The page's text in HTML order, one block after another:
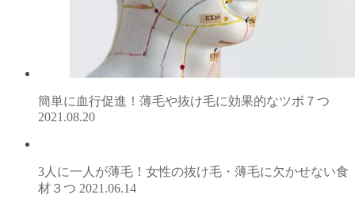
簡単に血行促進！薄毛や抜け毛に効果的なツボ７つ
2021.08.20
3人に一人が薄毛！女性の抜け毛・薄毛に欠かせない食
材３つ 2021.06.14